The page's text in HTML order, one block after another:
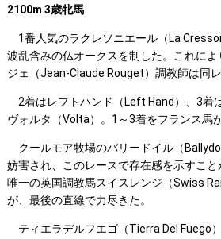
2100m 3歳牝馬
1番人気のラクレソニエール（La
波乱含みの仏オークスを制した。これに
ジェ（Jean-Claude Rouget）調教師は同
2着はレフトハンド（Left Hand）、3着
ヴォルタ（Volta）。1～3着をフランス馬
クールモア牧場のバリードイル（
妨害され、このレースで存在感を示すこと
唯一の英国調教馬スイスレンジ（Swiss
が、最後の直線で力尽きた。
ティエラデルフエゴ（Tierra Del Fuego